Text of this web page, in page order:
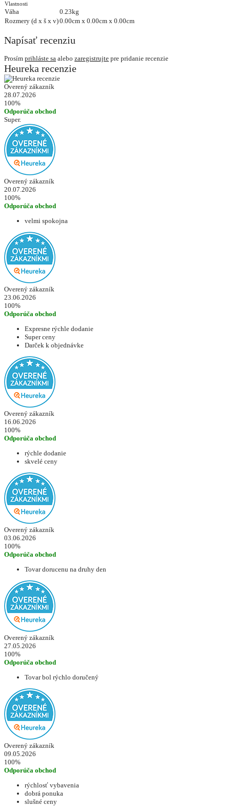
Vlastnosti
Váha
0.23kg
Rozmery (d x š x v)0.00cm x 0.00cm x 0.00cm
Napísať recenziu
Prosím prihláste sa alebo zaregistrujte pre pridanie recenzie
Heureka recenzie
Overený zákazník
28.07.2026
100%
Odporúča obchod
Super.
Overený zákazník
20.07.2026
100%
Odporúča obchod
velmi spokojna
Overený zákazník
23.06.2026
100%
Odporúča obchod
Expresne rýchle dodanie
Super ceny
Darček k objednávke
Overený zákazník
16.06.2026
100%
Odporúča obchod
rýchle dodanie
skvelé ceny
Overený zákazník
03.06.2026
100%
Odporúča obchod
Tovar dorucenu na druhy den
Overený zákazník
27.05.2026
100%
Odporúča obchod
Tovar bol rýchlo doručený
Overený zákazník
09.05.2026
100%
Odporúča obchod
rýchlosť vybavenia
dobrá ponuka
slušné ceny